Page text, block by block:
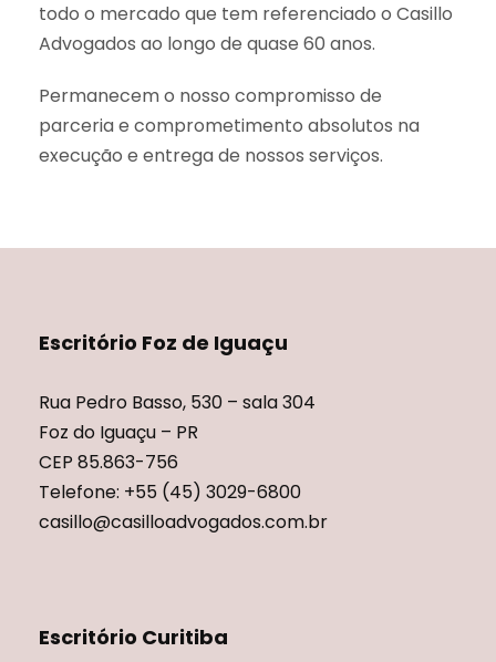
todo o mercado que tem referenciado o Casillo
Advogados ao longo de quase 60 anos.
Permanecem o nosso compromisso de
parceria e comprometimento absolutos na
execução e entrega de nossos serviços.
Escritório Foz de Iguaçu
Rua Pedro Basso, 530 – sala 304
Foz do Iguaçu – PR
CEP 85.863-756
Telefone: +55 (45) 3029-6800
casillo@casilloadvogados.com.br
Escritório Curitiba